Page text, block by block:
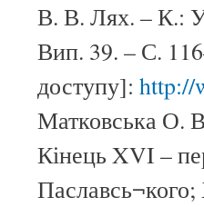
В. В. Лях. – К.:
Вип. 39. – С.
доступу]: http://
Матковська О. В.
Кінець XVI –